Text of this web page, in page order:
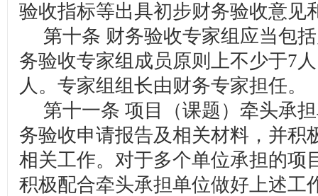
验收指标等出具初步财务验收意见
第十条 财务验收专家组应当包
务验收专家组成员原则上不少于7
人。专家组组长由财务专家担任。
第十一条 项目（课题）牵头承
务验收申请报告及相关材料，并积
相关工作。对于多个单位承担的项
积极配合牵头承担单位做好上述工